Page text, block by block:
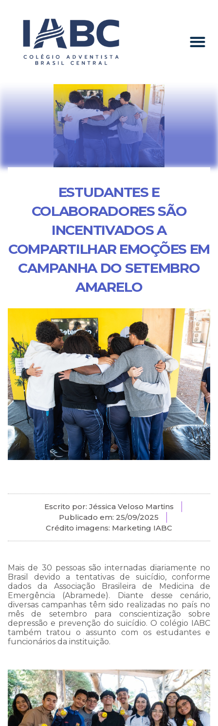
ESTUDANTES E
COLABORADORES SÃO
INCENTIVADOS A
COMPARTILHAR EMOÇÕES EM
CAMPANHA DO SETEMBRO
AMARELO
Escrito por: Jéssica Veloso Martins
Publicado em: 25/09/2025
Crédito imagens: Marketing IABC
Mais de 30 pessoas são internadas diariamente no
Brasil devido a tentativas de suicídio, conforme
dados da Associação Brasileira de Medicina de
Emergência (Abramede). Diante desse cenário,
diversas campanhas têm sido realizadas no país no
mês de setembro para conscientização sobre
depressão e prevenção do suicídio. O colégio IABC
também tratou o assunto com os estudantes e
funcionários da instituição.